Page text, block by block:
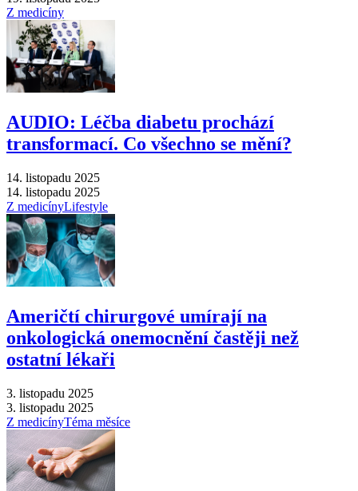
Z medicíny
AUDIO: Léčba diabetu prochází
transformací. Co všechno se mění?
14. listopadu 2025
14. listopadu 2025
Z medicínyLifestyle
Američtí chirurgové umírají na
onkologická onemocnění častěji než
ostatní lékaři
3. listopadu 2025
3. listopadu 2025
Z medicínyTéma měsíce